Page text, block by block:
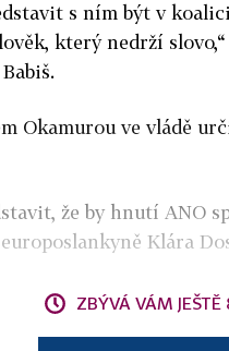
s ním být v
který nedrží slovo,“
Okamurou ve vládě
že by hnutí ANO
Klára
ZBÝVÁ VÁM